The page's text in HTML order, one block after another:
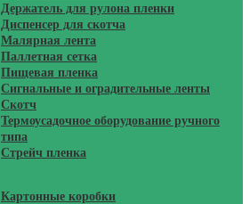
Держатель для рулона пленки
Диспенсер для скотча
Малярная лента
Паллетная сетка
Пищевая пленка
Сигнальные и оградительные ленты
Скотч
Термоусадочное оборудование ручного
типа
Стрейч пленка
Картонные коробки